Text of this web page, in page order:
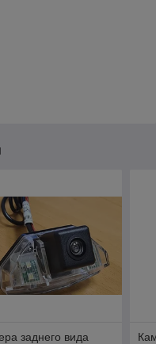
заднего вида